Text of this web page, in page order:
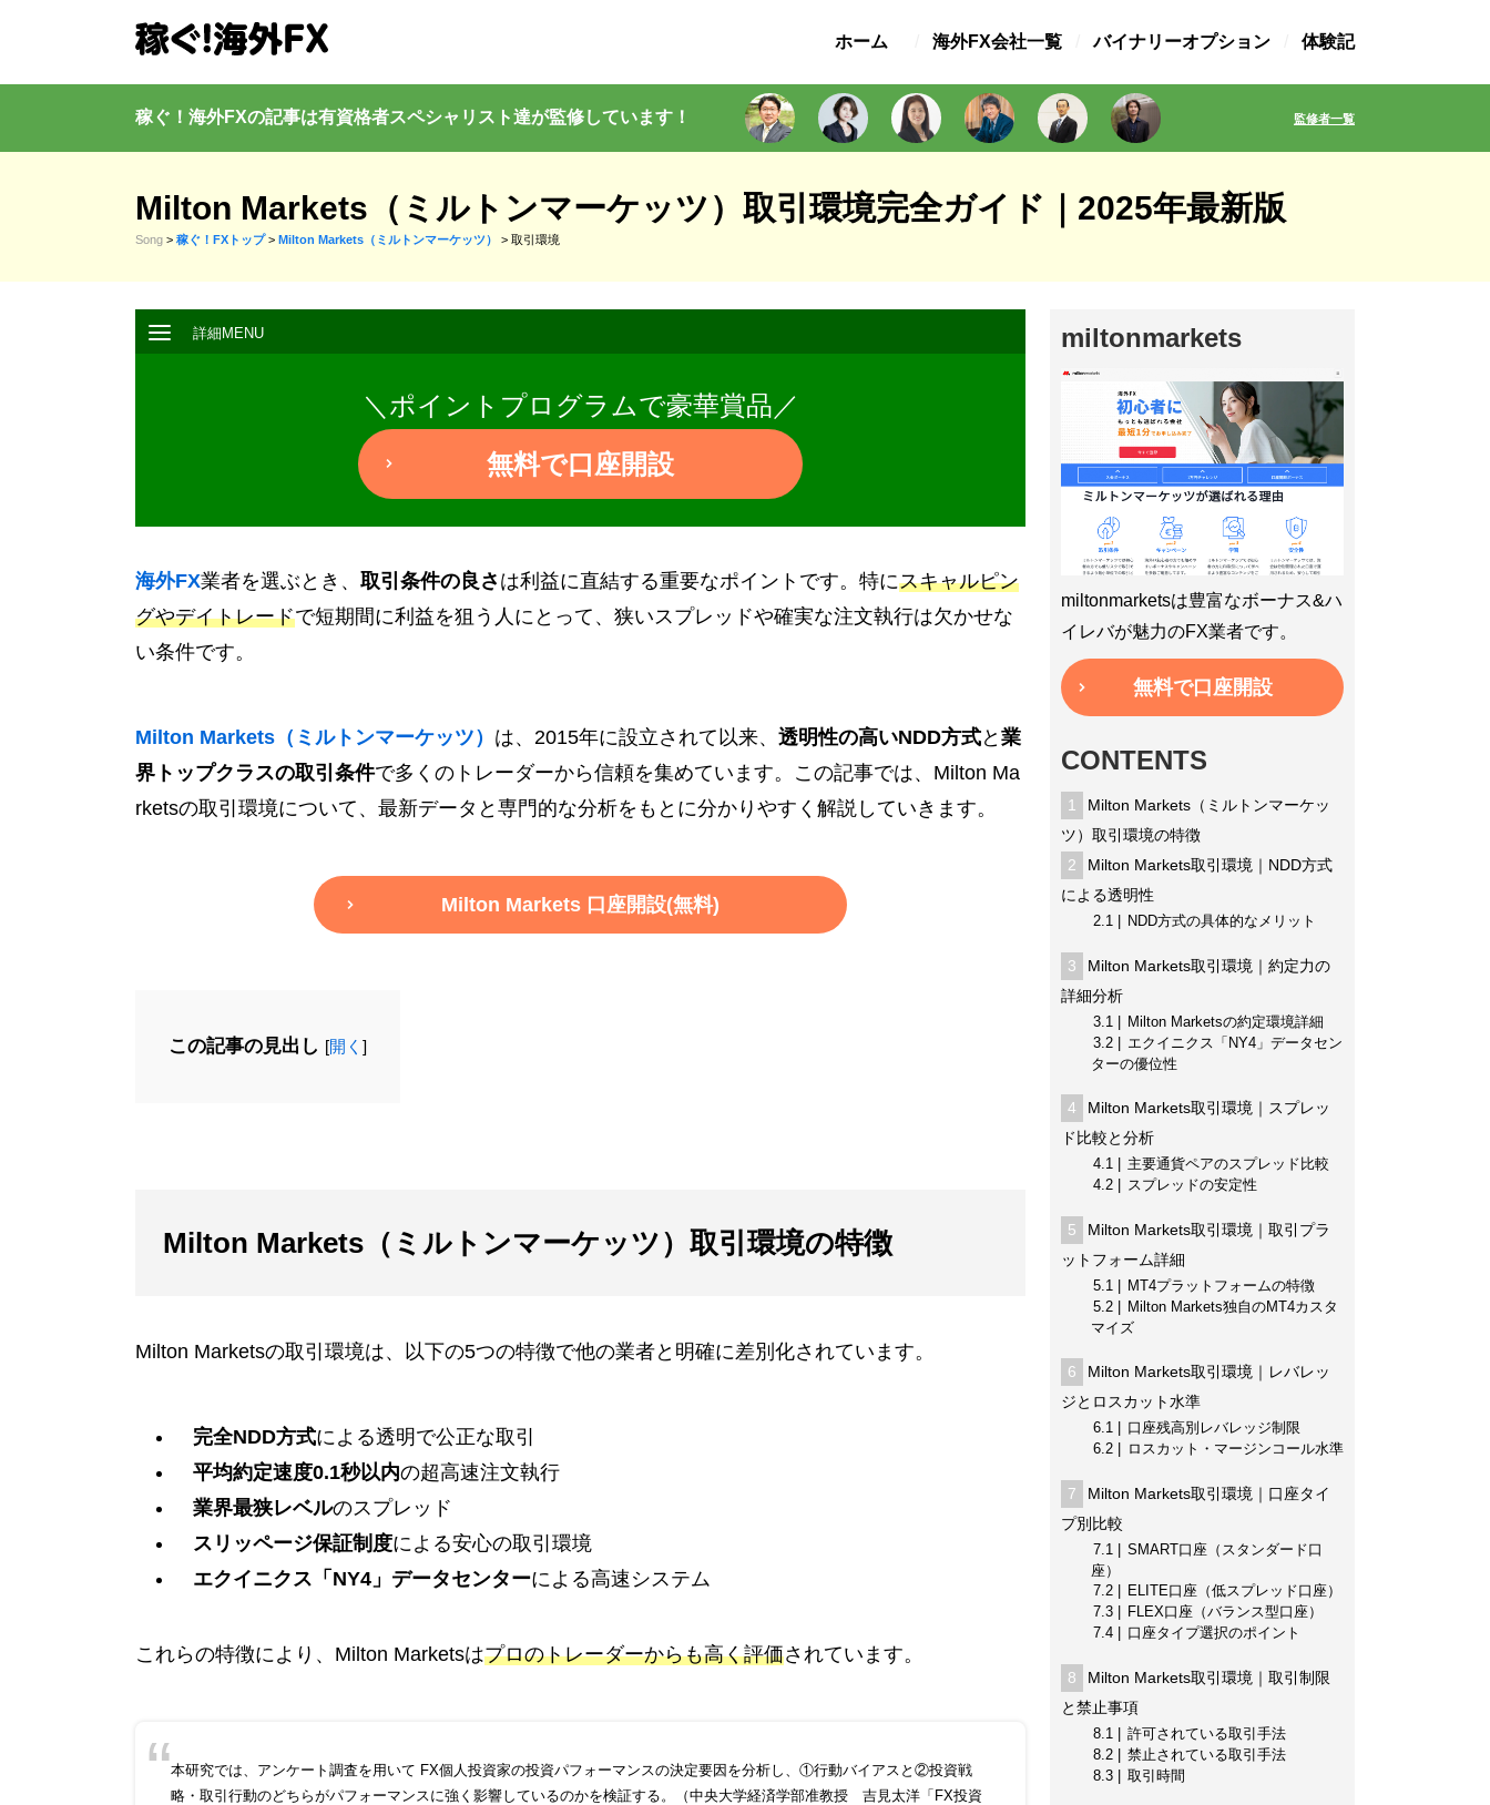
ホーム 海外FX会社一覧 バイナリーオプション 体験記
稼ぐ！海外FXの記事は有資格者スペシャリスト達が監修しています ！ 監修者一覧
Milton Markets（ミルトンマーケッツ）取引環境完全ガイド｜2025年最新版
Song > 稼ぐ！FXトップ> Milton Markets（ミルトンマーケッツ） > 取引環境
＼ポイントプログラムで豪華賞品／
無料で口座開設
海外FX業者を選ぶとき、 取引条件の良さ は利益に直結する重要なポイントです。特にスキャルピン
グやデイトレードで短期間に利益を狙う人にとって、狭いスプレッドや確実な注文執行は欠かせな
い条件です。
Milton Markets（ミルトンマーケッツ） は、2015年に設立されて以来、 透明性の高いNDD方式と 業
界トップクラスの取引条件で多くのトレーダーから信頼を集めています。この記事では、Milton Ma
rketsの取引環境について、最新データと専門的な分析をもとに分かりやすく解説していきます。
Milton Markets 口座開設(無料)
この記事の見出し [開く ]
Milton Markets（ミルトンマーケッツ）取引環境の特徴
Milton Marketsの取引環境は、以下の5つの特徴で他の業者と明確に差別化されています。
完全NDD方式による透明で公正な取引
平均約定速度0.1秒以内の超高速注文執行
業界最狭レベルのスプレッド
スリッページ保証制度による安心の取引環境
エクイニクス「NY4」データセンターによる高速システム
これらの特徴により、Milton Marketsはプロのトレーダーからも高く評価されています。
本研究では、アンケート調査を用いて FX個人投資家の投資パフォーマンスの決定要因を分析し、①行動バイアスと②投資戦
略・取引行動のどちらがパフォーマンスに強く影響しているのかを検証する。（中央大学経済学部准教授 吉見太洋「FX投資
miltonmarkets
miltonmarketsは豊富なボーナス&ハ
イレバが魅力のFX業者です。
無料で口座開設
CONTENTS
1
Milton Markets（ミルトンマーケッ
ツ）取引環境の特徴
2
Milton Markets取引環境｜NDD方式
による透明性
2.1 NDD方式の具体的なメリット
3
Milton Markets取引環境｜約定力の
詳細分析
3.1
Milton Marketsの約定環境詳細
3.2
エクイニクス「NY4」データセン
ターの優位性
4
Milton Markets取引環境｜スプレッ
ド比較と分析
4.1
主要通貨ペアのスプレッド比較
4.2
スプレッドの安定性
5
Milton Markets取引環境｜取引プラ
ットフォーム詳細
5.1
MT4プラットフォームの特徴
5.2
Milton Markets独自のMT4カスタ
マイズ
6
Milton Markets取引環境｜レバレッ
ジとロスカット水準
6.1
口座残高別レバレッジ制限
6.2
ロスカット・マージンコール水準
7
Milton Markets取引環境｜口座タイ
プ別比較
7.1
SMART口座（スタンダード口
座）
7.2
ELITE口座（低スプレッド口座）
7.3
FLEX口座（バランス型口座）
7.4
口座タイプ選択のポイント
8
Milton Markets取引環境｜取引制限
と禁止事項
8.1
許可されている取引手法
8.2
禁止されている取引手法
8.3
取引時間